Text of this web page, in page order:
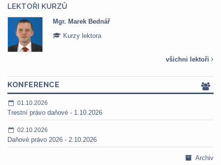
LEKTOŘI KURZŮ
Mgr. Veronika Pázmányová
všichni lektoři
KONFERENCE
01.10.2026
Trestní právo daňové - 1.10.2026
02.10.2026
Daňové právo 2026 - 2.10.2026
Archiv